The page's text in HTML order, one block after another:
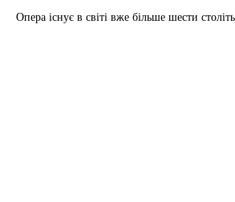
Опера існує в світі вже більше шести століть,